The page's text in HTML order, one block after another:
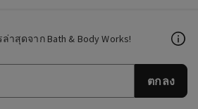
าสุดจาก Bath & Body Works!
ตกลง